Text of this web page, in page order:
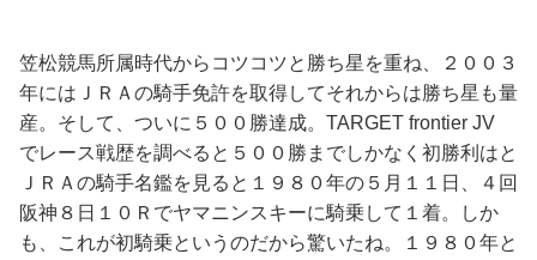
笠松競馬所属時代からコツコツと勝ち星を重ね、２００３
年にはＪＲＡの騎手免許を取得してそれからは勝ち星も量
産。そして、ついに５００勝達成。TARGET frontier JV
でレース戦歴を調べると５００勝までしかなく初勝利はと
ＪＲＡの騎手名鑑を見ると１９８０年の５月１１日、４回
阪神８日１０Ｒでヤマニンスキーに騎乗して１着。しか
も、これが初騎乗というのだから驚いたね。１９８０年と